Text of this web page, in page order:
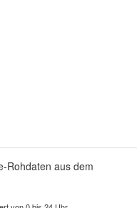
Rohdaten aus dem